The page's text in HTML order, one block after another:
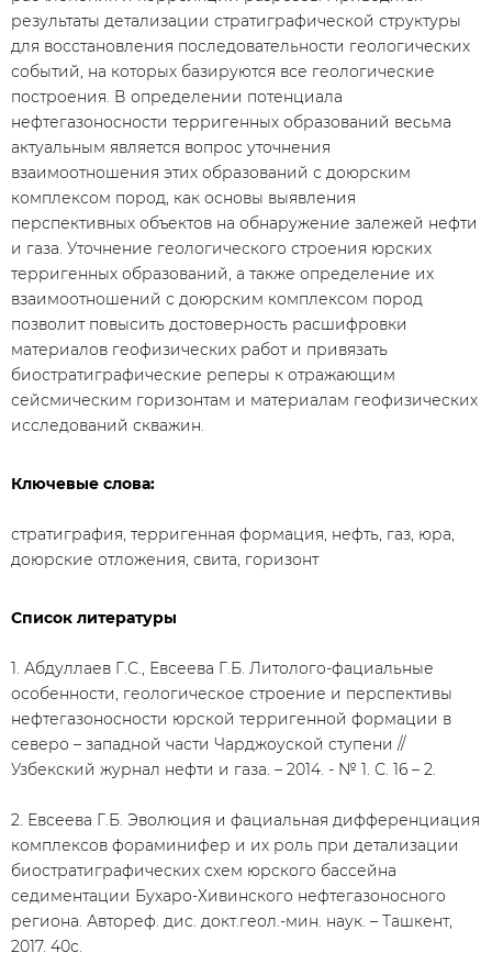
результаты детализации стратиграфической структуры
для восстановления последовательности геологических
событий, на которых базируются все геологические
построения. В определении потенциала
нефтегазоносности терригенных образований весьма
актуальным является вопрос уточнения
взаимоотношения этих образований с доюрским
комплексом пород, как основы выявления
перспективных объектов на обнаружение залежей нефти
и газа. Уточнение геологического строения юрских
терригенных образований, а также определение их
взаимоотношений с доюрским комплексом пород
позволит повысить достоверность расшифровки
материалов геофизических работ и привязать
биостратиграфические реперы к отражающим
сейсмическим горизонтам и материалам геофизических
исследований скважин.
Ключевые слова:
стратиграфия, терригенная формация, нефть, газ, юра,
доюрские отложения, свита, горизонт
Список литературы
1. Абдуллаев Г.С., Евсеева Г.Б. Литолого-фациальные
особенности, геологическое строение и перспективы
нефтегазоносности юрской терригенной формации в
северо – западной части Чарджоуской ступени //
Узбекский журнал нефти и газа. – 2014. - № 1. С. 16 – 2.
2. Евсеева Г.Б. Эволюция и фациальная дифференциация
комплексов фораминифер и их роль при детализации
биостратиграфических схем юрского бассейна
седиментации Бухаро-Хивинского нефтегазоносного
региона. Автореф. дис. докт.геол.-мин. наук. – Ташкент,
2017. 40с.